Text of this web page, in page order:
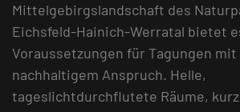
Mittelgebirgslandschaft des
Eichsfeld-Hainich-Werratal bietet
Voraussetzungen für Tagungen mit
nachhaltigem Anspruch. Helle,
tageslichtdurchflutete Räume,